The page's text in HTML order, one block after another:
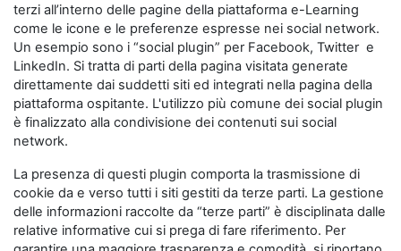
terzi all’interno delle pagine della piattaforma e-Learning
come le icone e le preferenze espresse nei social network.
Un esempio sono i “social plugin” per Facebook, Twitter e
LinkedIn. Si tratta di parti della pagina visitata generate
direttamente dai suddetti siti ed integrati nella pagina della
piattaforma ospitante. L'utilizzo più comune dei social plugin
è finalizzato alla condivisione dei contenuti sui social
network.
La presenza di questi plugin comporta la trasmissione di
cookie da e verso tutti i siti gestiti da terze parti. La gestione
delle informazioni raccolte da “terze parti” è disciplinata dalle
relative informative cui si prega di fare riferimento. Per